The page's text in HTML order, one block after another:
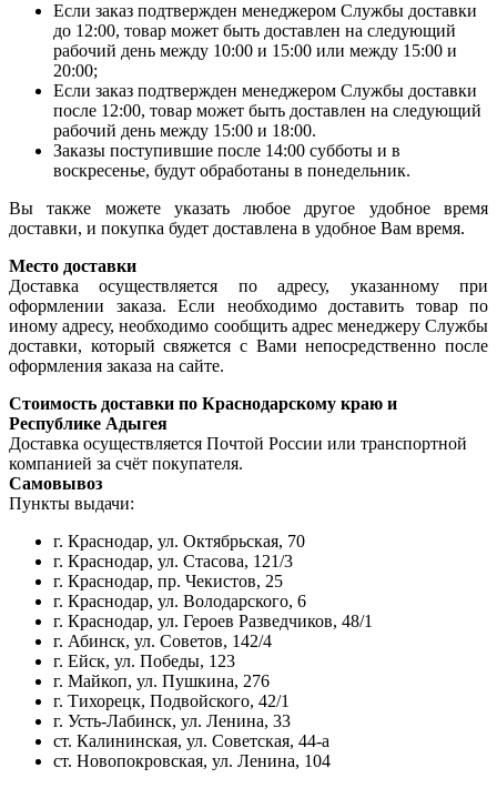
Если заказ подтвержден менеджером Службы доставки
до 12:00, товар может быть доставлен на следующий
рабочий день между 10:00 и 15:00 или между 15:00 и
20:00;
Если заказ подтвержден менеджером Службы доставки
после 12:00, товар может быть доставлен на следующий
рабочий день между 15:00 и 18:00.
Заказы поступившие после 14:00 субботы и в
воскресенье, будут обработаны в понедельник.
Вы также можете указать любое другое удобное время
доставки, и покупка будет доставлена в удобное Вам время.
Место доставки
Доставка осуществляется по адресу, указанному при
оформлении заказа. Если необходимо доставить товар по
иному адресу, необходимо сообщить адрес менеджеру Службы
доставки, который свяжется с Вами непосредственно после
оформления заказа на сайте.
Стоимость доставки по Краснодарскому краю и
Республике Адыгея
Доставка осуществляется Почтой России или транспортной
компанией за счёт покупателя.
Самовывоз
Пункты выдачи:
г. Краснодар, ул. Октябрьская, 70
г. Краснодар, ул. Стасова, 121/3
г. Краснодар, пр. Чекистов, 25
г. Краснодар, ул. Володарского, 6
г. Краснодар, ул. Героев Разведчиков, 48/1
г. Абинск, ул. Советов, 142/4
г. Ейск, ул. Победы, 123
г. Майкоп, ул. Пушкина, 276
г. Тихорецк, Подвойского, 42/1
г. Усть-Лабинск, ул. Ленина, 33
ст. Калининская, ул. Советская, 44-а
ст. Новопокровская, ул. Ленина, 104